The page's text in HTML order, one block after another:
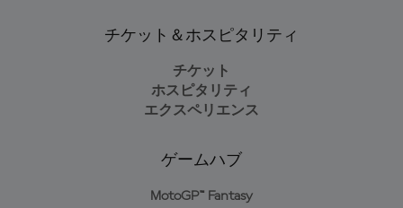
チケット＆ホスピタリティ
チケット
ホスピタリティ
エクスペリエンス
ゲームハブ
MotoGP™ Fantasy